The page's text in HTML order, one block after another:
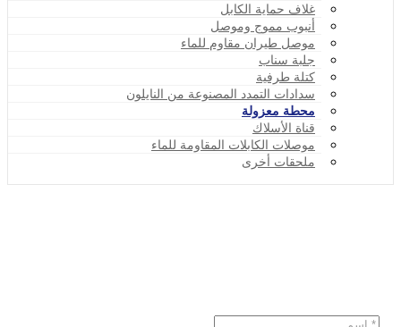
غلاف حماية الكابل
أنبوب مموج وموصل
موصل طيران مقاوم للماء
جلبة سناب
كتلة طرفية
سدادات التمدد المصنوعة من النايلون
محطة معزولة
قناة الأسلاك
موصلات الكابلات المقاومة للماء
ملحقات أخرى